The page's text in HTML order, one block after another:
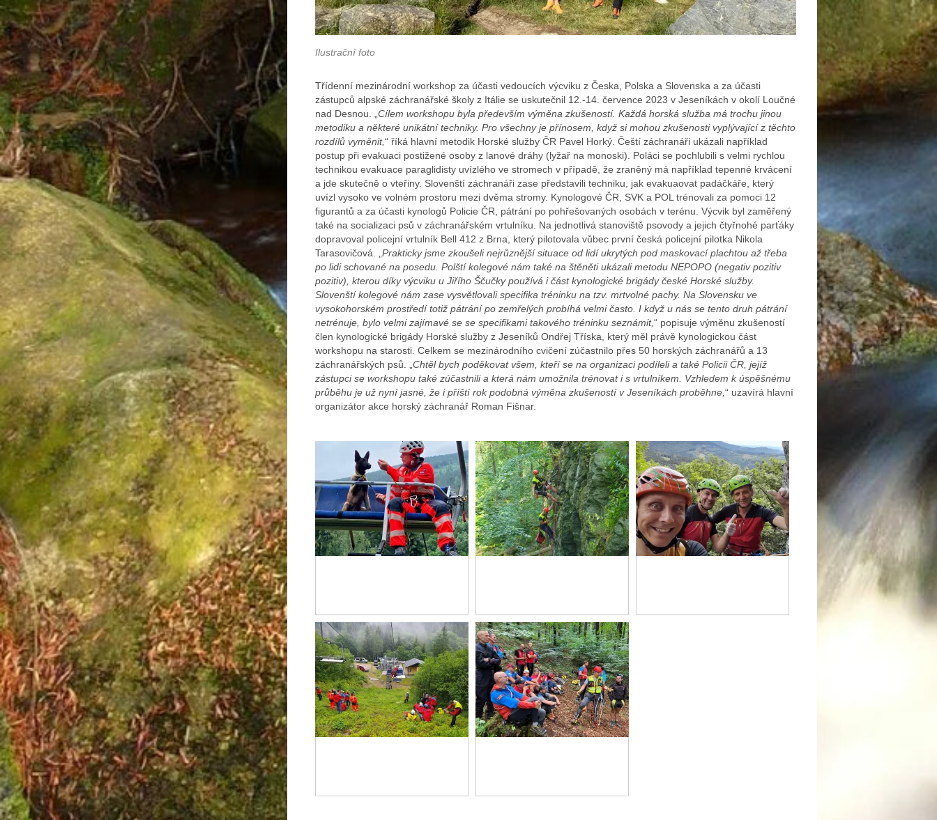
Ilustrační foto
Třídenní mezinárodní workshop za účasti vedoucích výcviku z Česka, Polska a Slovenska a za účasti
zástupců alpské záchranářské školy z Itálie se uskutečnil 12.-14. července 2023 v Jeseníkách v okolí Loučné
nad Desnou. „Cílem workshopu byla především výměna zkušeností. Každá horská služba má trochu jinou
metodiku a některé unikátní techniky. Pro všechny je přínosem, když si mohou zkušenosti vyplývající z těchto
rozdílů vyměnit,“ říká hlavní metodik Horské služby ČR Pavel Horký. Čeští záchranáři ukázali například
postup při evakuaci postižené osoby z lanové dráhy (lyžař na monoski). Poláci se pochlubili s velmi rychlou
technikou evakuace paraglidisty uvízlého ve stromech v případě, že zraněný má například tepenné krvácení
a jde skutečně o vteřiny. Slovenští záchranáři zase představili techniku, jak evakuaovat padáčkáře, který
uvízl vysoko ve volném prostoru mezi dvěma stromy. Kynologové ČR, SVK a POL trénovali za pomoci 12
figurantů a za účasti kynologů Policie ČR, pátrání po pohřešovaných osobách v terénu. Výcvik byl zaměřený
také na socializaci psů v záchranářském vrtulníku. Na jednotlivá stanoviště psovody a jejich čtyřnohé parťáky
dopravoval policejní vrtulník Bell 412 z Brna, který pilotovala vůbec první česká policejní pilotka Nikola
Tarasovičová. „Prakticky jsme zkoušeli nejrůznější situace od lidí ukrytých pod maskovací plachtou až třeba
po lidi schované na posedu. Polští kolegové nám také na štěněti ukázali metodu NEPOPO (negativ pozitiv
pozitiv), kterou díky výcviku u Jiřího Ščučky používá i část kynologické brigády české Horské služby.
Slovenští kolegové nám zase vysvětlovali specifika tréninku na tzv. mrtvolné pachy. Na Slovensku ve
vysokohorském prostředí totiž pátrání po zemřelých probíhá velmi často. I když u nás se tento druh pátrání
netrénuje, bylo velmi zajímavé se se specifikami takového tréninku seznámit,“ popisuje výměnu zkušeností
člen kynologické brigády Horské služby z Jeseníků Ondřej Tříska, který měl právě kynologickou část
workshopu na starosti. Celkem se mezinárodního cvičení zúčastnilo přes 50 horských záchranářů a 13
záchranářských psů. „Chtěl bych poděkovat všem, kteří se na organizaci podíleli a také Policii ČR, jejíž
zástupci se workshopu také zúčastnili a která nám umožnila trénovat i s vrtulníkem. Vzhledem k úspěšnému
průběhu je už nyní jasné, že i příští rok podobná výměna zkušeností v Jeseníkách proběhne,“ uzavírá hlavní
organizátor akce horský záchranář Roman Fišnar.